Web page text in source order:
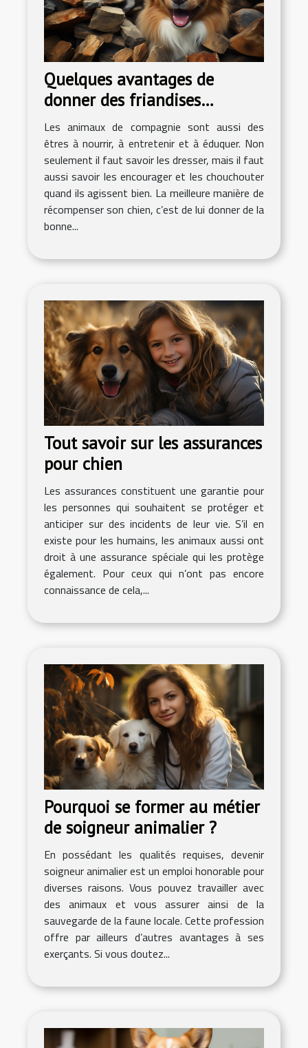
Quelques avantages de
donner des friandises
naturelles à son chien
Les animaux de compagnie sont aussi des
êtres à nourrir, à entretenir et à éduquer. Non
seulement il faut savoir les dresser, mais il faut
aussi savoir les encourager et les chouchouter
quand ils agissent bien. La meilleure manière de
récompenser son chien, c’est de lui donner de la
bonne...
Tout savoir sur les assurances
pour chien
Les assurances constituent une garantie pour
les personnes qui souhaitent se protéger et
anticiper sur des incidents de leur vie. S’il en
existe pour les humains, les animaux aussi ont
droit à une assurance spéciale qui les protège
également. Pour ceux qui n’ont pas encore
connaissance de cela,...
Pourquoi se former au métier
de soigneur animalier ?
En possédant les qualités requises, devenir
soigneur animalier est un emploi honorable pour
diverses raisons. Vous pouvez travailler avec
des animaux et vous assurer ainsi de la
sauvegarde de la faune locale. Cette profession
offre par ailleurs d’autres avantages à ses
exerçants. Si vous doutez...